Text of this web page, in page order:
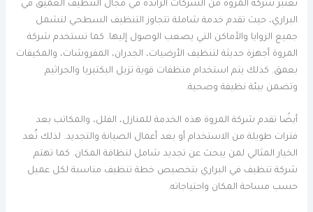
تعتبر شركة المروة من الشركات الرائدة في مجال التنظيف العميق في
البراري، حيث تقدم خدمة شاملة تتجاوز التنظيف السطحي لتشمل
جميع الزوايا والأماكن التي يصعب الوصول إليها. كما تستخدم شركة
المروة أجهزة حديثة لتنظيف الأرضيات، الجدران، المفروشات، والمكيفات
بعمق. كذلك يتم استخدام منظفات قوية تزيل البكتيريا والجراثيم
وتضمن بيئة نظيفة وصحية.
أيضًا تقدم شركة المروة هذه الخدمة للمنازل، الفلل، والمكاتب بعد
فترات طويلة من الاستخدام أو بعد أعمال الصيانة والتجديد. لذلك تُعد
الخيار المثالي لمن يبحث عن تجديد شامل لنظافة المكان. كما تهتم
شركة تنظيف في البراري بتخصيص خطة تنظيف مناسبة لكل عميل
حسب مساحة المكان واحتياجاته.